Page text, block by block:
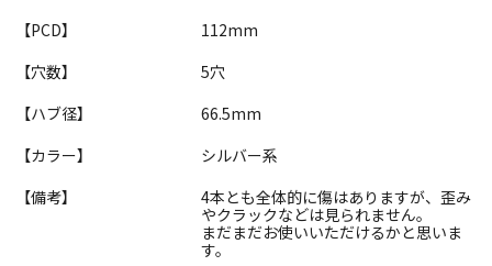
【PCD】
112mm
【穴数】
5穴
【ハブ径】
66.5mm
【カラー】
シルバー系
【備考】
4本とも全体的に傷はありますが、歪み
やクラックなどは見られません。
まだまだお使いいただけるかと思いま
す。